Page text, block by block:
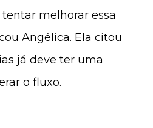
tentar melhorar essa
Angélica. Ela citou
já deve ter uma
o fluxo.